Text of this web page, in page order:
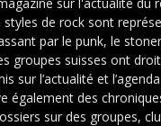
styles de rock sont
par le punk, le
groupes suisses ont
sur l’actualité et
également des
sur des groupes,